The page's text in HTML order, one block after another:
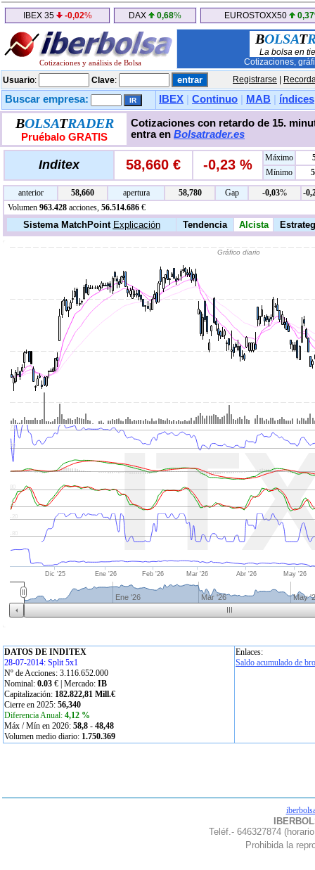
IBEX 35 -0,02% DAX 0,68% EUROSTOXX50 0,37
Cotizaciones y análisis de Bolsa
BOLSAT
La bolsa en
Cotizaciones,
Usuario: Clave: Registrarse
Buscar empresa: IBEX Continuo MAB índices
BOLSATRADER
Pruébalo GRATIS
Cotizaciones con retardo de 15.
entra en Bolsatrader.es
Inditex 58,660 € -0,23 % Máximo
Mínimo
anterior 58,660 apertura 58,780 Gap -0,03%
-
Volumen 963.428 acciones, 56.514.686 €
DATOS DE INDITEX
28-07-2014: Split 5x1
Nº de Acciones: 3.116.652.000
Nominal: 0.03 € | Mercado: IB
Capitalización: 182.822,81 Mill.€
Cierre en 2025: 56,340
Diferencia Anual: 4,12 %
Máx / Mín en 2026: 58,8 - 48,48
Volumen medio diario: 1.750.369
Enlaces:
Saldo acumulado de
Teléf.- 646327874
Prohibida la